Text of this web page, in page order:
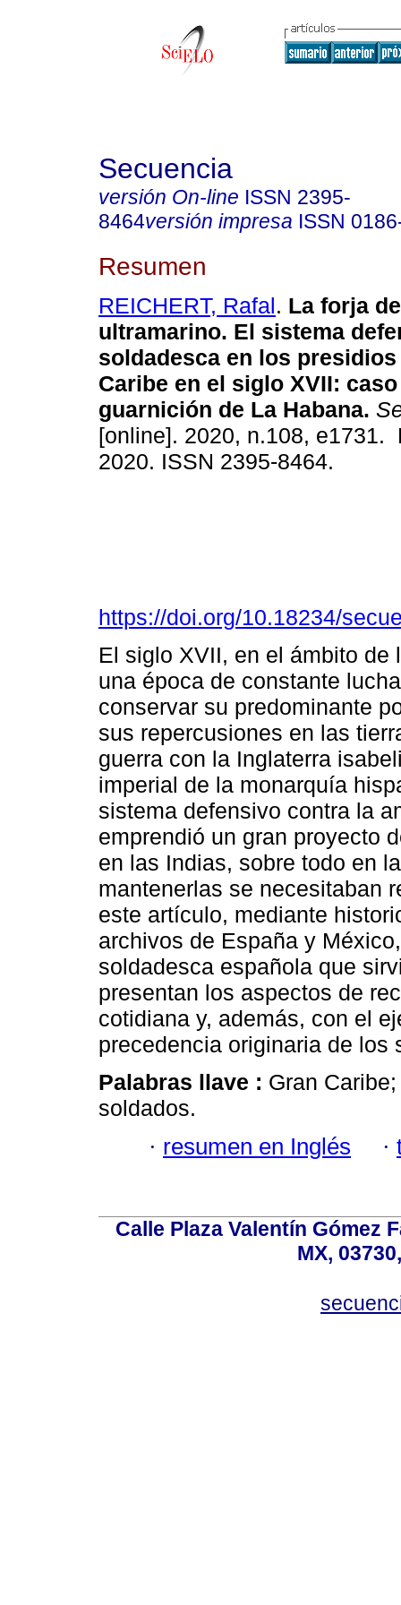
Secuencia
versión On-line ISSN 2395-
8464versión impresa ISSN
Resumen
REICHERT, Rafal. La forja
ultramarino. El sistema
soldadesca en los presidios
Caribe en el siglo XVII:
guarnición de La Habana.
[online]. 2020, n.108, e1731.
2020. ISSN 2395-8464.
https://doi.org/10.18234/
El siglo XVII, en el ámbito
una época de constante
conservar su predominante
sus repercusiones en las
guerra con la Inglaterra
imperial de la monarquía
sistema defensivo contra la
emprendió un gran proyecto
en las Indias, sobre todo en
mantenerlas se necesitaban
este artículo, mediante
archivos de España y
soldadesca española que
presentan los aspectos de
cotidiana y, además, con el
precedencia originaria de los
Palabras llave : Gran
soldados.
· resumen en Inglés ·
Calle Plaza Valentín Gómez
MX,